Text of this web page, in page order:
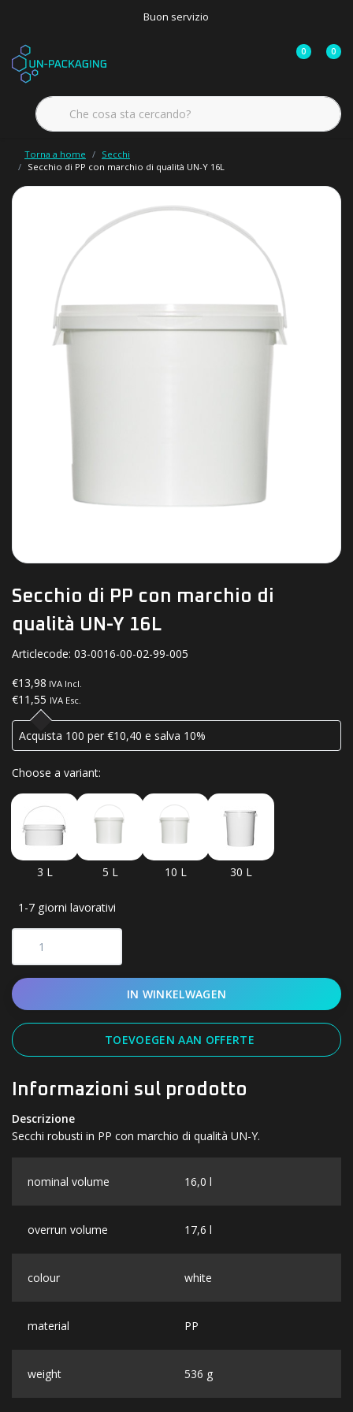
Buon servizio
0 0
Torna a home
Secchi
Secchio di PP con marchio di qualità UN-Y 16L
Secchio di PP con marchio di
qualità UN-Y 16L
Articlecode: 03-0016-00-02-99-005
€13,98 IVA Incl.
€11,55 IVA Esc.
Acquista 100 per €10,40 e salva 10%
Choose a variant:
3 L 5 L 10 L 30 L
1-7 giorni lavorativi
IN WINKELWAGEN
TOEVOEGEN AAN OFFERTE
Informazioni sul prodotto
Descrizione
Secchi robusti in PP con marchio di qualità UN-Y.
nominal volume 16,0 l
overrun volume 17,6 l
colour white
material PP
weight 536 g